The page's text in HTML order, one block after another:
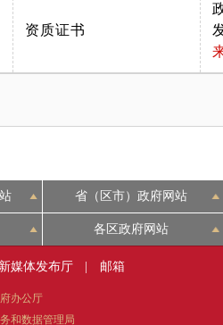
资质证书
省（区市）政府网站
各区政府网站
媒体发布厅 邮箱
办公厅
和数据管理局